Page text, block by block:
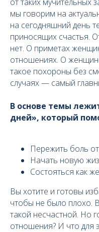
мы говорим на
на сегодняшний день
приносящих счастья.
нет. О приметах
отношениях. О
такое похороны без
случаях — самый
В основе темы
дней», который
Пережить боль
Начать новую
Состояться как
Вы хотите и готовы
чтобы не было плохо.
такой несчастной. Но
отношения? И что для